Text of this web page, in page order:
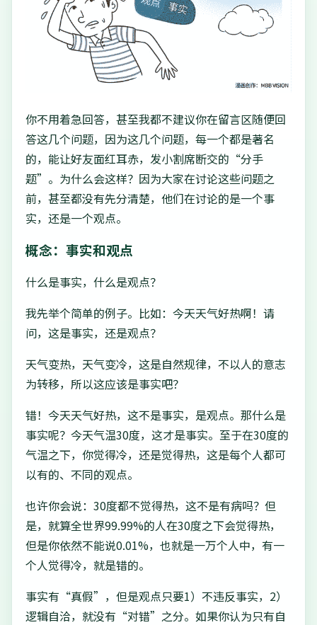
你不用着急回答，甚至我都不建议你在留言区随便回
答这几个问题，因为这几个问题，每一个都是著名
的，能让好友面红耳赤，发小割席断交的“分手
题”。为什么会这样？因为大家在讨论这些问题之
前，甚至都没有先分清楚，他们在讨论的是一个事
实，还是一个观点。
概念：事实和观点
什么是事实，什么是观点？
我先举个简单的例子。比如：今天天气好热啊！请
问，这是事实，还是观点？
天气变热，天气变冷，这是自然规律，不以人的意志
为转移，所以这应该是事实吧？
错！今天天气好热，这不是事实，是观点。那什么是
事实呢？今天气温30度，这才是事实。至于在30度的
气温之下，你觉得冷，还是觉得热，这是每个人都可
以有的、不同的观点。
也许你会说：30度都不觉得热，这不是有病吗？但
是，就算全世界99.99%的人在30度之下会觉得热，
但是你依然不能说0.01%，也就是一万个人中，有一
个人觉得冷，就是错的。
事实有“真假”，但是观点只要1）不违反事实，2）
逻辑自洽，就没有“对错”之分。如果你认为只有自